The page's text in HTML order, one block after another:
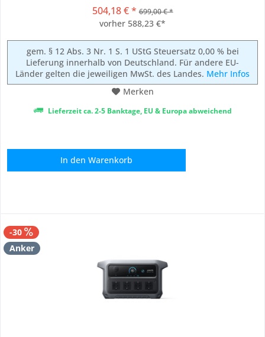
Kühlschrank – mobil, leise und sicher. Highlights
Schnellladen: 0–100% in 49 Minuten (bis 1600W...
504,18 € * 699,00 € *
vorher 588,23 €*
gem. § 12 Abs. 3 Nr. 1 S. 1 UStG Steuersatz 0,00 % bei
Lieferung innerhalb von Deutschland. Für andere EU-
Länder gelten die jeweiligen MwSt. des Landes. Mehr Infos
Merken
Lieferzeit ca. 2-5 Banktage, EU & Europa abweichend
In den Warenkorb
-30
Anker